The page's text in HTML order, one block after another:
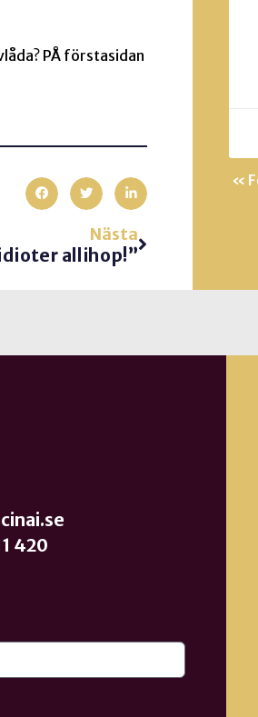
PÅ förstasidan
Nästa
allihop!”
«
420